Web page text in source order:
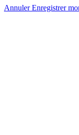
AnnulerEnregistrer